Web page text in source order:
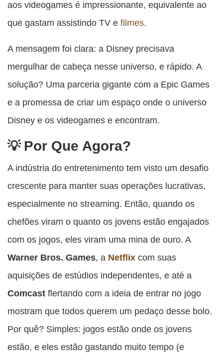
aos videogames é impressionante, equivalente ao
que gastam assistindo TV e filmes.
A mensagem foi clara: a Disney precisava
mergulhar de cabeça nesse universo, e rápido. A
solução? Uma parceria gigante com a Epic Games
e a promessa de criar um espaço onde o universo
Disney e os videogames e encontram.
Por Que Agora?
A indústria do entretenimento tem visto um desafio
crescente para manter suas operações lucrativas,
especialmente no streaming. Então, quando os
chefões viram o quanto os jovens estão engajados
com os jogos, eles viram uma mina de ouro. A
Warner Bros. Games, a Netflix com suas
aquisições de estúdios independentes, e até a
Comcast flertando com a ideia de entrar no jogo
mostram que todos querem um pedaço desse bolo.
Por quê? Simples: jogos estão onde os jovens
estão, e eles estão gastando muito tempo (e